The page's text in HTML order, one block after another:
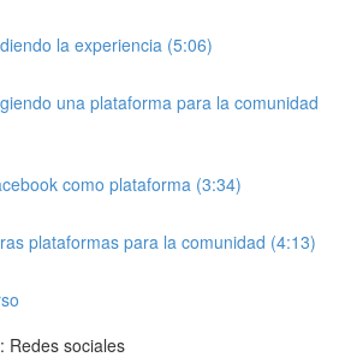
la experiencia (5:06)
una plataforma para la comunidad
como plataforma (3:34)
plataformas para la comunidad (4:13)
Redes sociales